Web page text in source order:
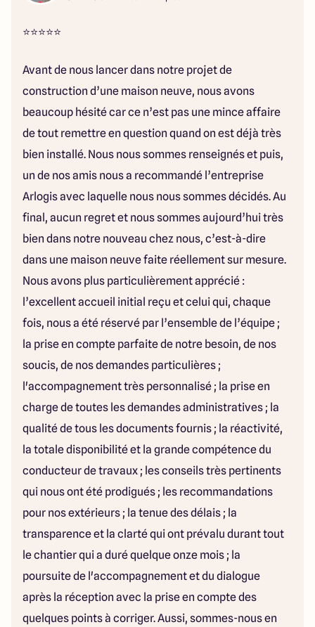
⭐⭐⭐⭐⭐
Avant de nous lancer dans notre projet de
construction d’une maison neuve, nous avons
beaucoup hésité car ce n’est pas une mince affaire
de tout remettre en question quand on est déjà très
bien installé. Nous nous sommes renseignés et puis,
un de nos amis nous a recommandé l’entreprise
Arlogis avec laquelle nous nous sommes décidés. Au
final, aucun regret et nous sommes aujourd’hui très
bien dans notre nouveau chez nous, c’est-à-dire
dans une maison neuve faite réellement sur mesure.
Nous avons plus particulièrement apprécié :
l’excellent accueil initial reçu et celui qui, chaque
fois, nous a été réservé par l’ensemble de l’équipe ;
la prise en compte parfaite de notre besoin, de nos
soucis, de nos demandes particulières ;
l'accompagnement très personnalisé ; la prise en
charge de toutes les demandes administratives ; la
qualité de tous les documents fournis ; la réactivité,
la totale disponibilité et la grande compétence du
conducteur de travaux ; les conseils très pertinents
qui nous ont été prodigués ; les recommandations
pour nos extérieurs ; la tenue des délais ; la
transparence et la clarté qui ont prévalu durant tout
le chantier qui a duré quelque onze mois ; la
poursuite de l'accompagnement et du dialogue
après la réception avec la prise en compte des
quelques points à corriger. Aussi, sommes-nous en